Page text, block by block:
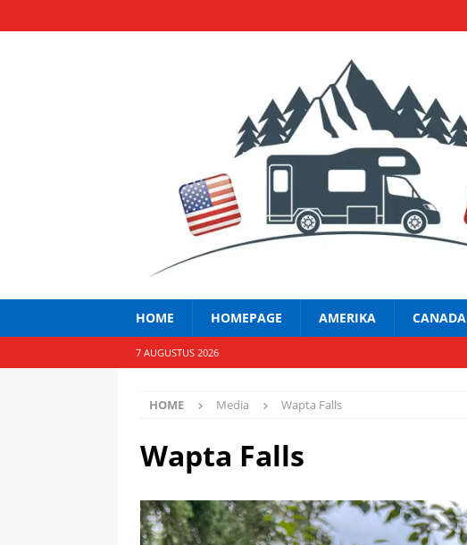
HOME HOMEPAGE AMERIKA CANADA
7 AUGUSTUS 2026
HOME Media Wapta Falls
Wapta Falls